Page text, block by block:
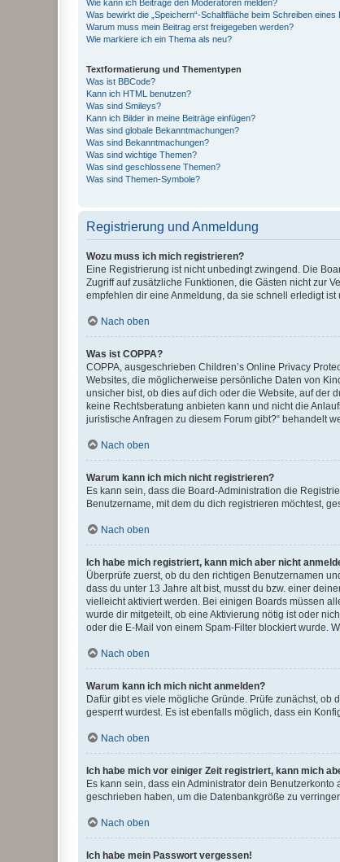
Wie kann ich Beiträge den Moderatoren melden?
Was bewirkt die „Speichern“-Schaltfläche beim Schreiben eines
Warum muss mein Beitrag erst freigegeben werden?
Wie markiere ich ein Thema als neu?
Textformatierung und Thementypen
Was ist BBCode?
Kann ich HTML benutzen?
Was sind Smileys?
Kann ich Bilder in meine Beiträge einfügen?
Was sind globale Bekanntmachungen?
Was sind Bekanntmachungen?
Was sind wichtige Themen?
Was sind geschlossene Themen?
Was sind Themen-Symbole?
Registrierung und Anmeldung
Wozu muss ich mich registrieren?
Eine Registrierung ist nicht unbedingt zwingend. Die
Zugriff auf zusätzliche Funktionen, die Gästen nicht zur
empfehlen dir eine Anmeldung, da sie schnell erledigt
Nach oben
Was ist COPPA?
COPPA, ausgeschrieben Children’s Online Privacy
Websites, die möglicherweise persönliche Daten von
unsicher bist, ob dies auf dich oder die Website, auf der
keine Rechtsberatung anbieten kann und nicht die
juristische Anfragen zu diesem Forum gibt?“ behandelt
Nach oben
Warum kann ich mich nicht registrieren?
Es kann sein, dass die Board-Administration die
Benutzername, mit dem du dich registrieren möchtest,
Nach oben
Ich habe mich registriert, kann mich aber nicht
Überprüfe zuerst, ob du den richtigen Benutzernamen
dass du unter 13 Jahre alt bist, musst du bzw. einer
vielleicht aktiviert werden. Bei einigen Boards müssen
wurde dir mitgeteilt, ob eine Aktivierung nötig ist oder
oder die E-Mail von einem Spam-Filter blockiert wurde.
Nach oben
Warum kann ich mich nicht anmelden?
Dafür gibt es viele mögliche Gründe. Prüfe zunächst,
gesperrt wurdest. Es ist ebenfalls möglich, dass ein
Nach oben
Ich habe mich vor einiger Zeit registriert, kann mich
Es kann sein, dass ein Administrator dein
geschrieben haben, um die Datenbankgröße zu
Nach oben
Ich habe mein Passwort vergessen!